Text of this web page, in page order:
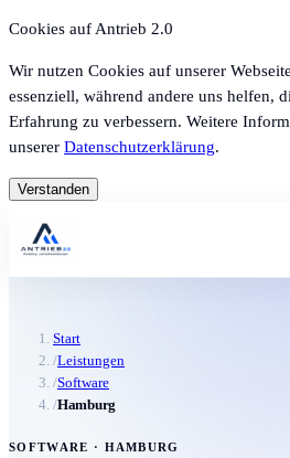
Cookies auf Antrieb 2.0
Wir nutzen Cookies auf unserer
essenziell, während andere uns helfen,
Erfahrung zu verbessern. Weitere
unserer Datenschutzerklärung.
Verstanden
Start
/Leistungen
/Software
/Hamburg
SOFTWARE · HAMBURG